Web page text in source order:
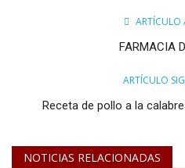
ARTÍCULO
FARMACIA
ARTÍCULO
Receta de pollo a la
NOTICIAS RELACIONADAS